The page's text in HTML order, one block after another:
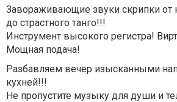
Завораживающие звуки скрипки
до страстного танго!!!
Инструмент высокого регистра!
Мощная подача!
Разбавляем вечер изысканными
кухней!!!
Не пропустите музыку для души и